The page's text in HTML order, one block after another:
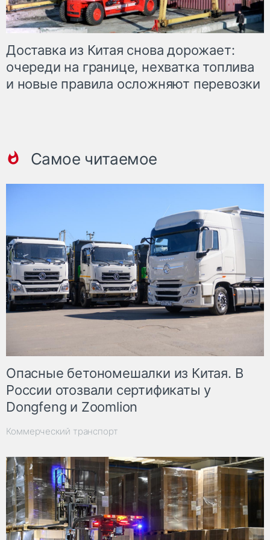
Доставка из Китая снова дорожает:
очереди на границе, нехватка топлива
и новые правила осложняют перевозки
Самое читаемое
Опасные бетономешалки из Китая. В
России отозвали сертификаты у
Dongfeng и Zoomlion
Коммерческий транспорт